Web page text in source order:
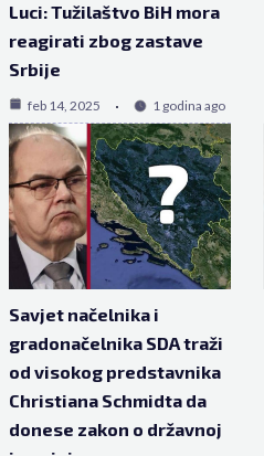
Luci: Tužilaštvo BiH mora
reagirati zbog zastave
Srbije
feb 14, 2025 1 godina ago
Savjet načelnika i
gradonačelnika SDA traži
od visokog predstavnika
Christiana Schmidta da
donese zakon o državnoj